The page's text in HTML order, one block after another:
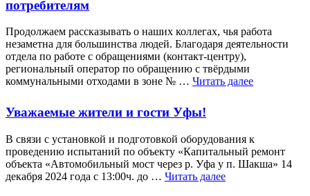
потребителям
Продолжаем рассказывать о наших коллегах, чья работа
незаметна для большинства людей. Благодаря деятельности
отдела по работе с обращениями (контакт-центру),
региональный оператор по обращению с твёрдыми
коммунальными отходами в зоне № … Читать далее
Уважаемые жители и гости Уфы!
В связи с установкой и подготовкой оборудования к
проведению испытаний по объекту «Капитальный ремонт
объекта «Автомобильный мост через р. Уфа у п. Шакша» 14
декабря 2024 года с 13:00ч. до … Читать далее